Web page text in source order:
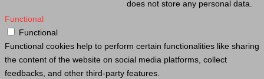
does not store any personal data.
Functional
Functional
Functional cookies help to perform certain functionalities like sharing
the content of the website on social media platforms, collect
feedbacks, and other third-party features.